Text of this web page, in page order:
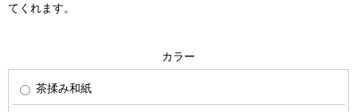
てくれます。
カラー
茶揉み和紙